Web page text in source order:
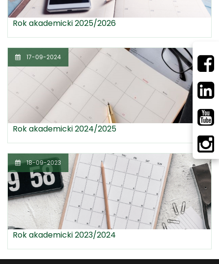
Rok akademicki 2025/2026
17-09-2024
Rok akademicki 2024/2025
18-09-2023
Rok akademicki 2023/2024